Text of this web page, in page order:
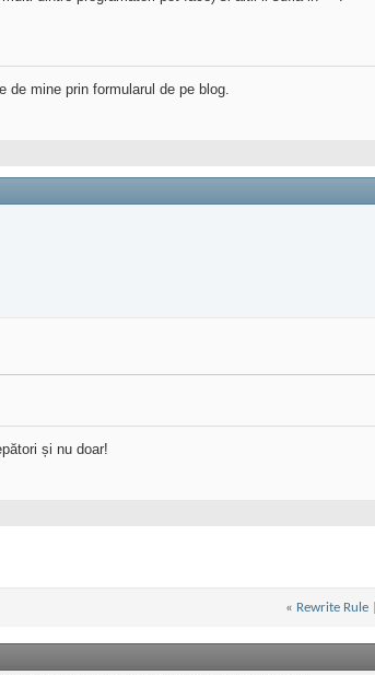
de mine prin formularul de pe blog.
și nu doar!
« Rewrite Rule|